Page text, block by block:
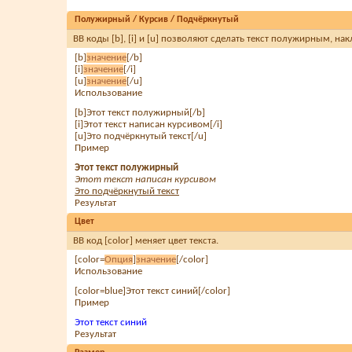
Полужирный / Курсив / Подчёркнутый
BB коды [b], [i] и [u] позволяют сделать текст полужирным,
[b]значение[/b]
[i]значение[/i]
[u]значение[/u]
Использование
[b]Этот текст полужирный[/b]
[i]Этот текст написан курсивом[/i]
[u]Это подчёркнутый текст[/u]
Пример
Этот текст полужирный
Этот текст написан курсивом
Это подчёркнутый текст
Результат
Цвет
BB код [color] меняет цвет текста.
[color=Опция]значение[/color]
Использование
[color=blue]Этот текст синий[/color]
Пример
Этот текст синий
Результат